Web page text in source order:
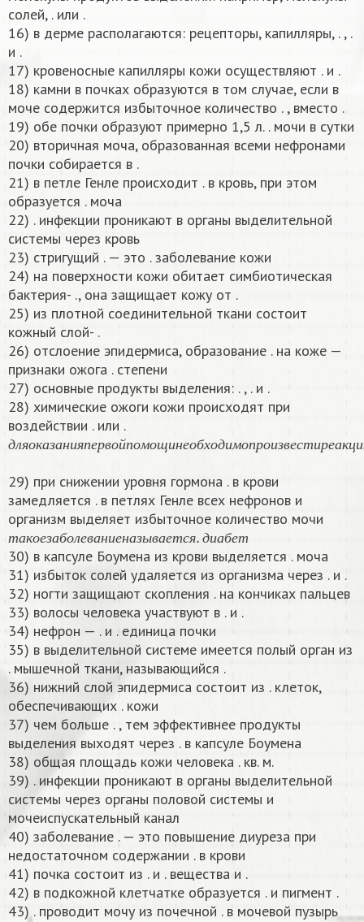
солей, . или .
16) в дерме располагаются: рецепторы, капилляры, . , .
и .
17) кровеносные капилляры кожи осуществляют . и .
18) камни в почках образуются в том случае, если в
моче содержится избыточное количество . , вместо .
19) обе почки образуют примерно 1,5 л. . мочи в сутки
20) вторичная моча, образованная всеми нефронами
почки собирается в .
21) в петле Генле происходит . в кровь, при этом
образуется . моча
22) . инфекции проникают в органы выделительной
системы через кровь
23) стригущий . — это . заболевание кожи
24) на поверхности кожи обитает симбиотическая
бактерия- ., она защищает кожу от .
25) из плотной соединительной ткани состоит
кожный слой- .
26) отслоение эпидермиса, образование . на коже —
признаки ожога . степени
27) основные продукты выделения: . , . и .
28) химические ожоги кожи происходят при
воздействии . или .
для о ка з а н ияп е р в о й п ом о щ и н е о бх о д им о п р о и з в е с т и р е а к ц и
дляоказания перво е бх
29) при снижении уровня гормона . в крови
замедляется . в петлях Генле всех нефронов и
организм выделяет избыточное количество мочи
т а к о е з а б ол е в а н и е н а з ыв а е т ся д иа бет
такоезаболеваниен азыв ается.д иабет
30) в капсуле Боумена из крови выделяется . моча
31) избыток солей удаляется из организма через . и .
32) ногти защищают скопления . на кончиках пальцев
33) волосы человека участвуют в . и .
34) нефрон — . и . единица почки
35) в выделительной системе имеется полый орган из
. мышечной ткани, называющийся .
36) нижний слой эпидермиса состоит из . клеток,
обеспечивающих . кожи
37) чем больше . , тем эффективнее продукты
выделения выходят через . в капсуле Боумена
38) общая площадь кожи человека . кв. м.
39) . инфекции проникают в органы выделительной
системы через органы половой системы и
мочеиспускательный канал
40) заболевание . — это повышение диуреза при
недостаточном содержании . в крови
41) почка состоит из . и . вещества и .
42) в подкожной клетчатке образуется . и пигмент .
43) . проводит мочу из почечной . в мочевой пузырь​